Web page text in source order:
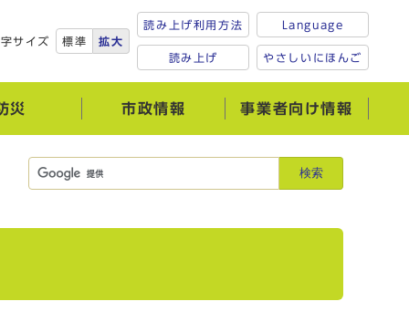
サイズ 標準 拡大
読み上げ利用方法
読み上げ
Language
やさしいにほんご
災 市政情報 事業者向け情報
検索